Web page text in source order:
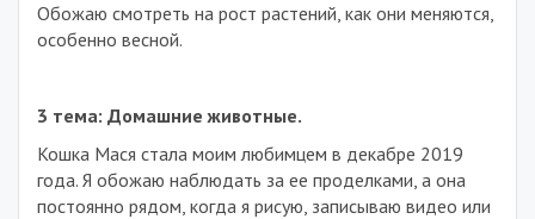
Обожаю смотреть на рост растений, как они меняются,
особенно весной.
3 тема: Домашние животные.
Кошка Мася стала моим любимцем в декабре 2019
года. Я обожаю наблюдать за ее проделками, а она
постоянно рядом, когда я рисую, записываю видео или